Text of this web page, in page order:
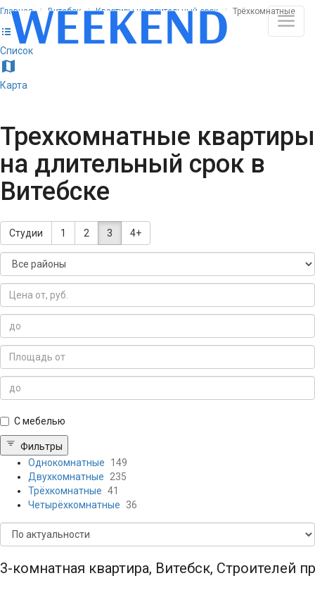
Главная Витебск Квартиры на длительный срок Трёхкомнатные
list
Список
map
Карта
Трехкомнатные квартиры
на длительный срок в
Витебске
Студии 1 2 3 4+
С мебелью
Фильтры
Однокомнатные
149
Двухкомнатные
235
Трёхкомнатные 41
Четырёхкомнатные
36
3-комнатная квартира, Витебск, Строителей